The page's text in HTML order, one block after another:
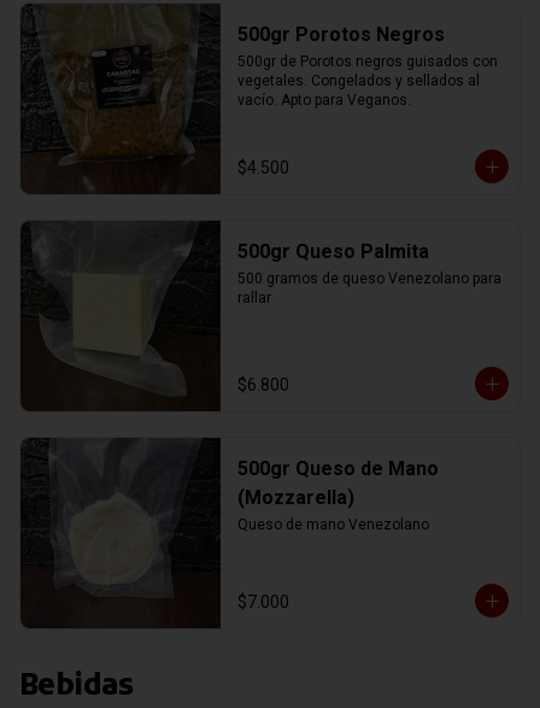
500gr Porotos Negros
500gr de Porotos negros guisados con
vegetales. Congelados y sellados al
vacío. Apto para Veganos.
$4.500
500gr Queso Palmita
500 gramos de queso Venezolano para
rallar
$6.800
500gr Queso de Mano
(Mozzarella)
Queso de mano Venezolano
$7.000
Bebidas